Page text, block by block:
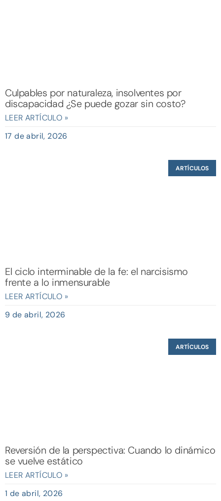
Culpables por naturaleza, insolventes por
discapacidad ¿Se puede gozar sin costo?
LEER ARTÍCULO »
17 de abril, 2026
ARTÍCULOS
El ciclo interminable de la fe: el narcisismo
frente a lo inmensurable
LEER ARTÍCULO »
9 de abril, 2026
ARTÍCULOS
Reversión de la perspectiva: Cuando lo dinámico
se vuelve estático
LEER ARTÍCULO »
1 de abril, 2026